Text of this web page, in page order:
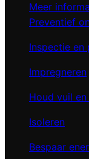
Meer
Preventief
Inspectie en
Impregneren
Houd vuil
Isoleren
Bespaar